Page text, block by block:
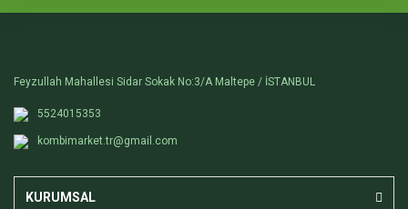
Feyzullah Mahallesi Sidar Sokak No:3/A Maltepe / İSTANBUL
5524015353
kombimarket.tr@gmail.com
KURUMSAL